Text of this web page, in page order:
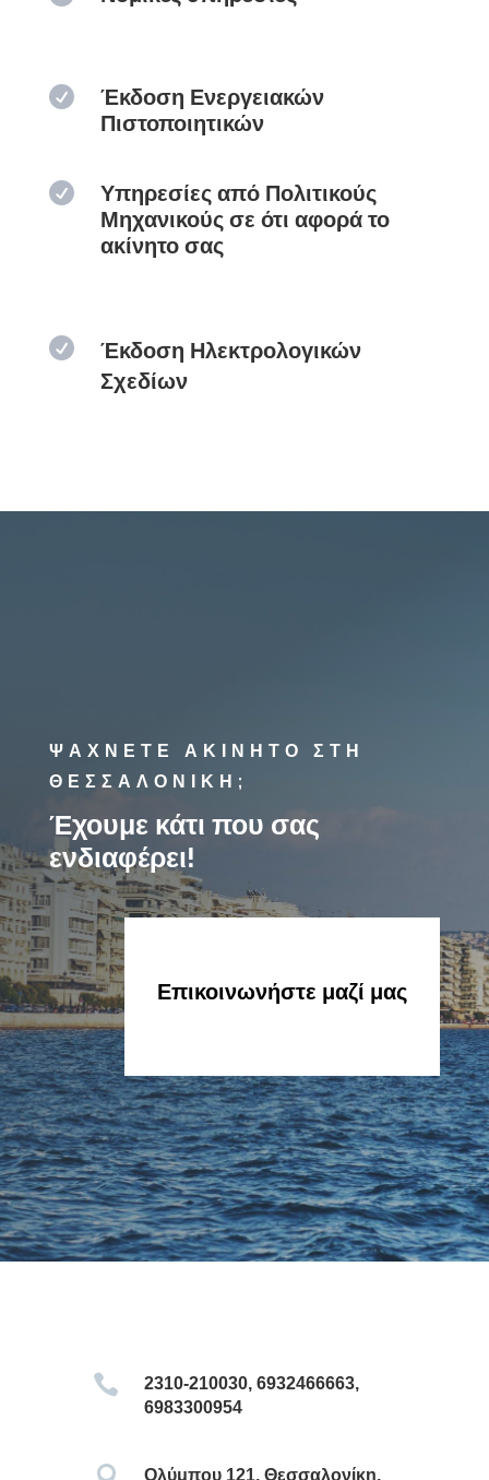

Έκδοση Ενεργειακών
Πιστοποιητικών

Υπηρεσίες από Πολιτικούς
Μηχανικούς σε ότι αφορά το
ακίνητο σας

Έκδοση Ηλεκτρολογικών
Σχεδίων
ΨΑΧΝΕΤΕ ΑΚΙΝΗΤΟ ΣΤΗ
ΘΕΣΣΑΛΟΝΙΚΗ;
Έχουμε κάτι που σας
ενδιαφέρει!
Επικοινωνήστε μαζί μας

2310-210030, 6932466663,
6983300954
Ολύμπου 121, Θεσσαλονίκη,